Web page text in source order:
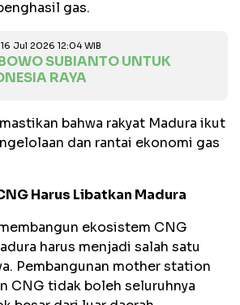
gas.
Jul 2026 12:04 WIB
SUBIANTO UNTUK
RAYA
bahwa rakyat Madura ikut
dan rantai ekonomi gas
Harus Libatkan Madura
ekosistem CNG
harus menjadi salah satu
Pembangunan mother station
CNG tidak boleh seluruhnya